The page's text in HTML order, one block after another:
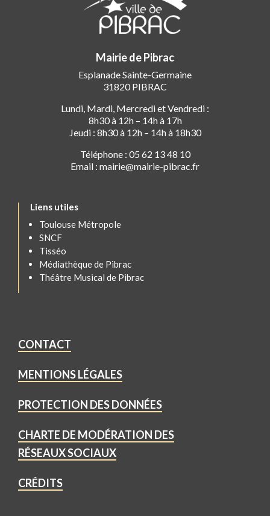
Mairie de Pibrac
Esplanade Sainte-Germaine
31820 PIBRAC
Lundi, Mardi, Mercredi et Vendredi :
8h30 à 12h – 14h à 17h
Jeudi : 8h30 à 12h – 14h à 18h30
Téléphone : 05 62 13 48 10
Email : mairie@mairie-pibrac.fr
Liens utiles
Toulouse Métropole
SNCF
Tisséo
Médiathèque de Pibrac
Théâtre Musical de Pibrac
CONTACT
MENTIONS LÉGALES
PROTECTION DES DONNÉES
CHARTE DE MODÉRATION DES
RÉSEAUX SOCIAUX
CRÉDITS